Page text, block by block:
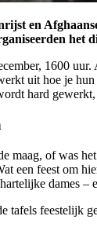
en
1600
uit hoe je
hard
maag, of was
een feest om
dames –
tafels feestelijk